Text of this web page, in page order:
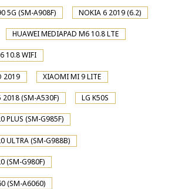
5G (SM-A908F) NOKIA 6 2019 (6.2)
HUAWEI MEDIAPAD M6 10.8 LTE
10.8 WIFI
2019 XIAOMI MI 9 LITE
2018 (SM-A530F) LG K50S
PLUS (SM-G985F)
ULTRA (SM-G988B)
(SM-G980F)
(SM-A6060)